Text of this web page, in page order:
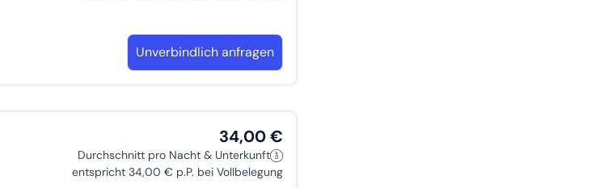
Unverbindlich anfragen
34,00 €
Durchschnitt pro Nacht & Unterkunft
entspricht 34,00 € p.P. bei Vollbelegung